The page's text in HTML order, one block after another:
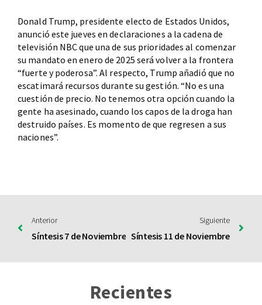
Donald Trump, presidente electo de Estados Unidos,
anunció este jueves en declaraciones a la cadena de
televisión NBC que una de sus prioridades al comenzar
su mandato en enero de 2025 será volver a la frontera
“fuerte y poderosa”. Al respecto, Trump añadió que no
escatimará recursos durante su gestión. “No es una
cuestión de precio. No tenemos otra opción cuando la
gente ha asesinado, cuando los capos de la droga han
destruido países. Es momento de que regresen a sus
naciones”.
Anterior
Síntesis 7 de Noviembre
Siguiente
Síntesis 11 de Noviembre
Recientes